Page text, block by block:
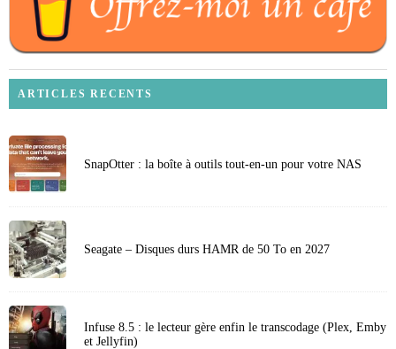
ARTICLES RECENTS
SnapOtter : la boîte à outils tout-en-un pour votre NAS
Seagate – Disques durs HAMR de 50 To en 2027
Infuse 8.5 : le lecteur gère enfin le transcodage (Plex, Emby
et Jellyfin)